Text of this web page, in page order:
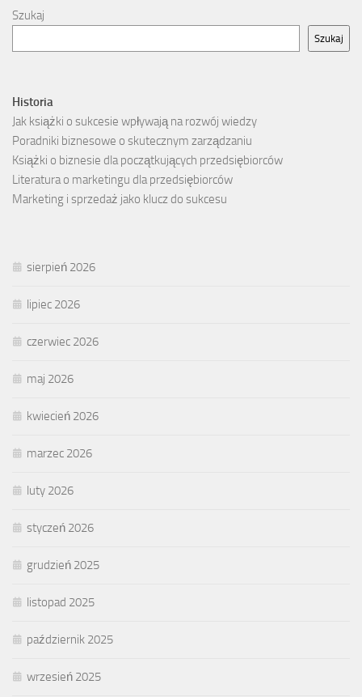
Szukaj
Szukaj
Historia
Jak książki o sukcesie wpływają na rozwój wiedzy
Poradniki biznesowe o skutecznym zarządzaniu
Książki o biznesie dla początkujących przedsiębiorców
Literatura o marketingu dla przedsiębiorców
Marketing i sprzedaż jako klucz do sukcesu
sierpień 2026
lipiec 2026
czerwiec 2026
maj 2026
kwiecień 2026
marzec 2026
luty 2026
styczeń 2026
grudzień 2025
listopad 2025
październik 2025
wrzesień 2025